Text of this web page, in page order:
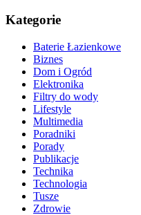
Kategorie
Baterie Łazienkowe
Biznes
Dom i Ogród
Elektronika
Filtry do wody
Lifestyle
Multimedia
Poradniki
Porady
Publikacje
Technika
Technologia
Tusze
Zdrowie